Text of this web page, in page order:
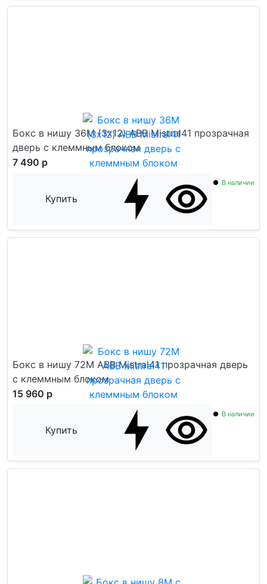
Бокс в нишу 36М (3x12) ABB Mistral41 прозрачная
дверь c клеммным блоком
7 490 р
Купить
В наличии
Бокс в нишу 72М ABB Mistral41 прозрачная дверь
c клеммным блоком
15 960 р
Купить
В наличии